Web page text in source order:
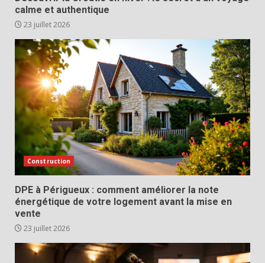
calme et authentique
23 juillet 2026
Construction
DPE à Périgueux : comment améliorer la note
énergétique de votre logement avant la mise en
vente
23 juillet 2026